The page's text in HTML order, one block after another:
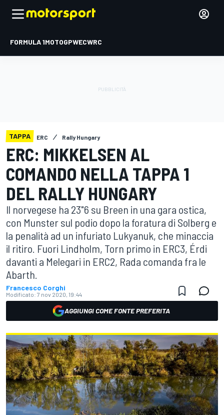
FORMULA 1MOTOGPWECWRC
TAPPA ERC Rally Hungary
ERC: MIKKELSEN AL
COMANDO NELLA TAPPA 1
DEL RALLY HUNGARY
Il norvegese ha 23"6 su Breen in una gara ostica,
con Munster sul podio dopo la foratura di Solberg e
la penalità ad un infuriato Lukyanuk, che minaccia
il ritiro. Fuori Lindholm, Torn primo in ERC3, Érdi
davanti a Melegari in ERC2, Rada comanda fra le
Abarth.
Francesco Corghi
Modificato: 7 nov 2020, 19:44
AGGIUNGI COME FONTE PREFERITA